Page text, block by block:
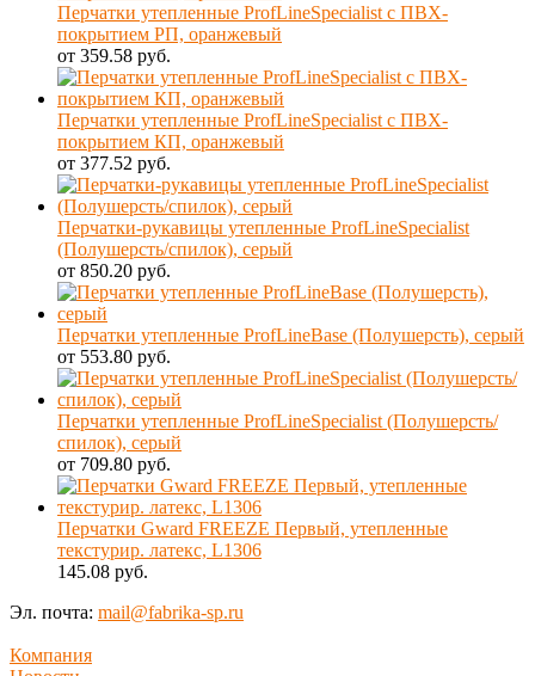
Перчатки утепленные ProfLineSpecialist с ПВХ-
покрытием РП, оранжевый
от 359.58 руб.
Перчатки утепленные ProfLineSpecialist с ПВХ-
покрытием КП, оранжевый
от 377.52 руб.
Перчатки-рукавицы утепленные ProfLineSpecialist
(Полушерсть/спилок), серый
от 850.20 руб.
Перчатки утепленные ProfLineBase (Полушерсть), серый
от 553.80 руб.
Перчатки утепленные ProfLineSpecialist (Полушерсть/
спилок), серый
от 709.80 руб.
Перчатки Gward FREEZE Первый, утепленные
текстурир. латекс, L1306
145.08 руб.
Эл. почта: mail@fabrika-sp.ru
Компания